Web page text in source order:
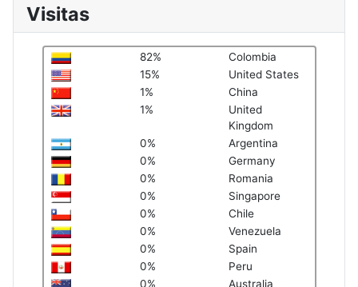
Visitas
82%
Colombia
15%
United States
1%
China
1%
United
Kingdom
0%
Argentina
0%
Germany
0%
Romania
0%
Singapore
0%
Chile
0%
Venezuela
0%
Spain
0%
Peru
0%
Australia